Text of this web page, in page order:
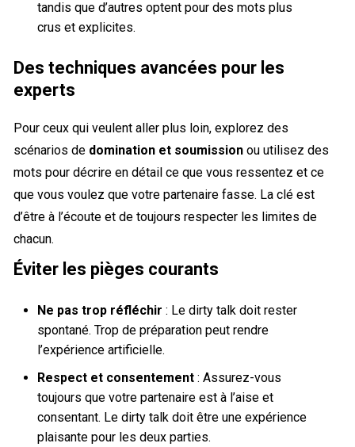
tandis que d’autres optent pour des mots plus
crus et explicites.
Des techniques avancées pour les
experts
Pour ceux qui veulent aller plus loin, explorez des
scénarios de domination et soumission ou utilisez des
mots pour décrire en détail ce que vous ressentez et ce
que vous voulez que votre partenaire fasse. La clé est
d’être à l’écoute et de toujours respecter les limites de
chacun.
Éviter les pièges courants
Ne pas trop réfléchir : Le dirty talk doit rester
spontané. Trop de préparation peut rendre
l’expérience artificielle.
Respect et consentement : Assurez-vous
toujours que votre partenaire est à l’aise et
consentant. Le dirty talk doit être une expérience
plaisante pour les deux parties.